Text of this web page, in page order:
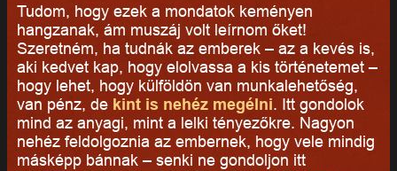
Tudom, hogy ezek a mondatok keményen
hangzanak, ám muszáj volt leírnom őket!
Szeretném, ha tudnák az emberek – az a kevés is,
aki kedvet kap, hogy elolvassa a kis történetemet –
hogy lehet, hogy külföldön van munkalehetőség,
van pénz, de kint is nehéz megélni. Itt gondolok
mind az anyagi, mint a lelki tényezőkre. Nagyon
nehéz feldolgoznia az embernek, hogy vele mindig
másképp bánnak – senki ne gondoljon itt